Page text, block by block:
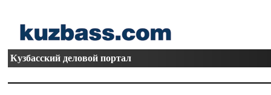
Кузбасский деловой портал